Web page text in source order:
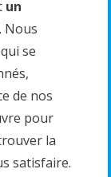
un
. Nous
se
de nos
pour
la
satisfaire.